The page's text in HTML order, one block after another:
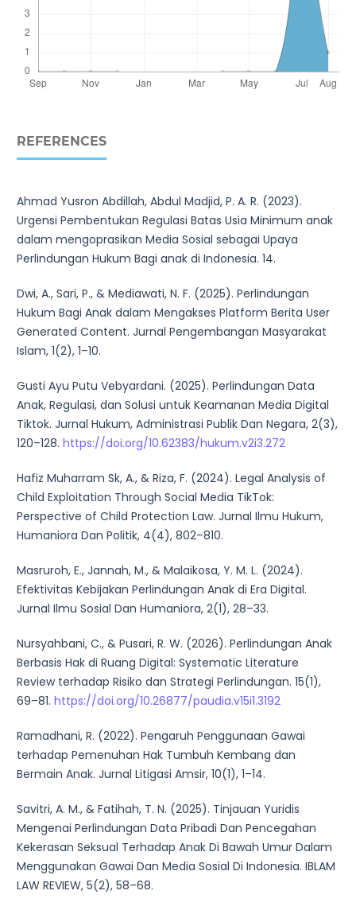
REFERENCES
Ahmad Yusron Abdillah, Abdul Madjid, P. A. R. (2023).
Urgensi Pembentukan Regulasi Batas Usia Minimum anak
dalam mengoprasikan Media Sosial sebagai Upaya
Perlindungan Hukum Bagi anak di Indonesia. 14.
Dwi, A., Sari, P., & Mediawati, N. F. (2025). Perlindungan
Hukum Bagi Anak dalam Mengakses Platform Berita User
Generated Content. Jurnal Pengembangan Masyarakat
Islam, 1(2), 1–10.
Gusti Ayu Putu Vebyardani. (2025). Perlindungan Data
Anak, Regulasi, dan Solusi untuk Keamanan Media Digital
Tiktok. Jurnal Hukum, Administrasi Publik Dan Negara, 2(3),
120–128. https://doi.org/10.62383/hukum.v2i3.272
Hafiz Muharram Sk, A., & Riza, F. (2024). Legal Analysis of
Child Exploitation Through Social Media TikTok:
Perspective of Child Protection Law. Jurnal Ilmu Hukum,
Humaniora Dan Politik, 4(4), 802–810.
Masruroh, E., Jannah, M., & Malaikosa, Y. M. L. (2024).
Efektivitas Kebijakan Perlindungan Anak di Era Digital.
Jurnal Ilmu Sosial Dan Humaniora, 2(1), 28–33.
Nursyahbani, C., & Pusari, R. W. (2026). Perlindungan Anak
Berbasis Hak di Ruang Digital: Systematic Literature
Review terhadap Risiko dan Strategi Perlindungan. 15(1),
69–81. https://doi.org/10.26877/paudia.v15i1.3192
Ramadhani, R. (2022). Pengaruh Penggunaan Gawai
terhadap Pemenuhan Hak Tumbuh Kembang dan
Bermain Anak. Jurnal Litigasi Amsir, 10(1), 1–14.
Savitri, A. M., & Fatihah, T. N. (2025). Tinjauan Yuridis
Mengenai Perlindungan Data Pribadi Dan Pencegahan
Kekerasan Seksual Terhadap Anak Di Bawah Umur Dalam
Menggunakan Gawai Dan Media Sosial Di Indonesia. IBLAM
LAW REVIEW, 5(2), 58–68.